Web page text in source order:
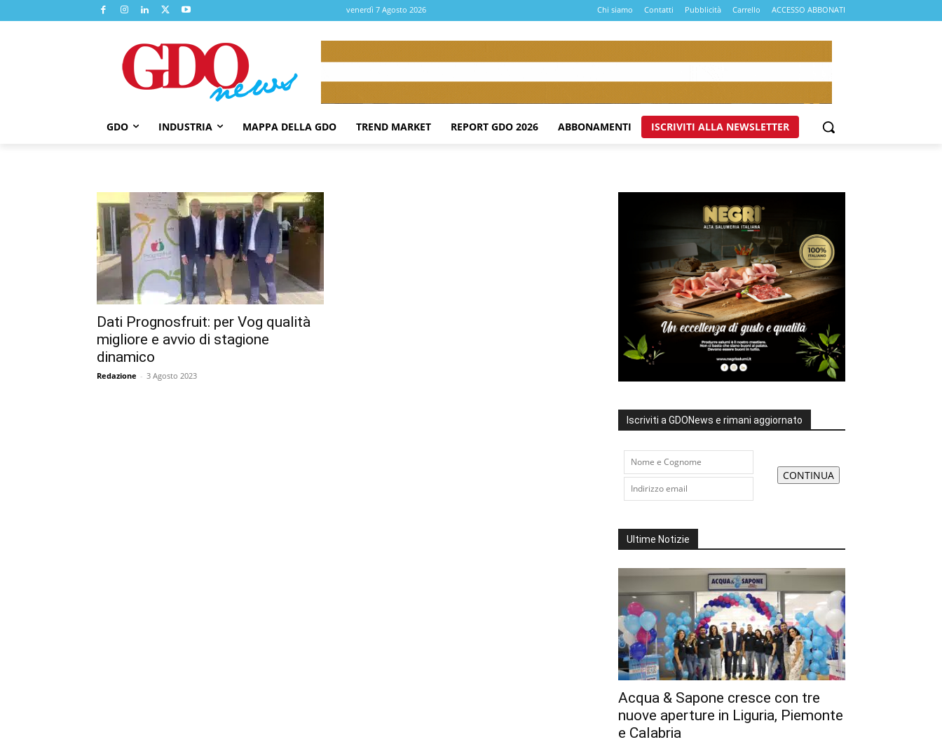
venerdì 7 Agosto 2026 Chi siamo Contatti Pubblicità Carrello ACCESSO ABBONATI
GDO INDUSTRIA MAPPA DELLA GDO TREND MARKET REPORT GDO 2026 ABBONAMENTI ISCRIVITI ALLA NEWSLETTER
Dati Prognosfruit: per Vog qualità
migliore e avvio di stagione
dinamico
Redazione - 3 Agosto 2023
Iscriviti a GDONews e rimani aggiornato
Ultime Notizie
Acqua & Sapone cresce con tre
nuove aperture in Liguria, Piemonte
e Calabria